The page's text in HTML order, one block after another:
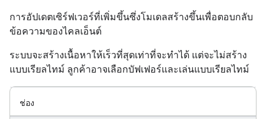
การอัปเดตเซิร์ฟเวอร์ที่เพิ่มขึ้นซึ่งโมเดลสร้างขึ้นเพื่อตอบกลับ
ข้อความของไคลเอ็นต์
ระบบจะสร้างเนื้อหาให้เร็วที่สุดเท่าที่จะทำได้ แต่จะไม่สร้าง
แบบเรียลไทม์ ลูกค้าอาจเลือกบัฟเฟอร์และเล่นแบบเรียลไทม์
ช่อง